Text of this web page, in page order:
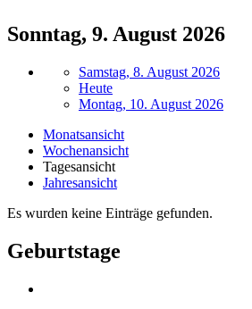
Sonntag, 9. August 2026
Samstag, 8. August 2026
Heute
Montag, 10. August 2026
Monatsansicht
Wochenansicht
Tagesansicht
Jahresansicht
Es wurden keine Einträge gefunden.
Geburtstage